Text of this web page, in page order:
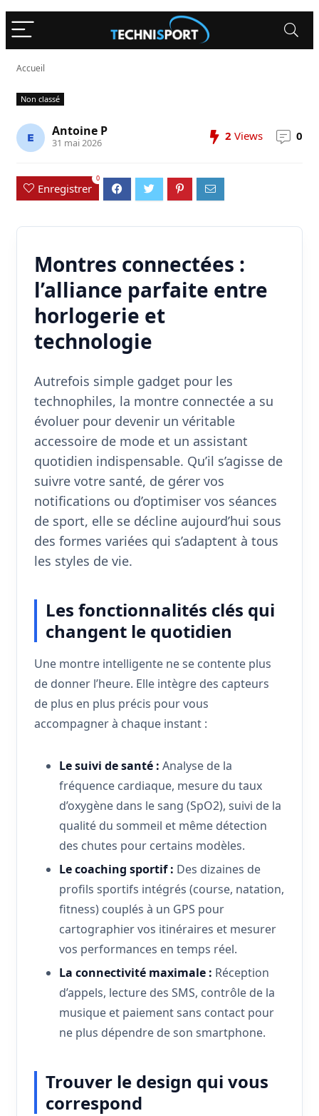
Accueil
Non classé
Antoine P
31 mai 2026 2 Views 0
Enregistrer
0
Montres connectées :
l’alliance parfaite entre
horlogerie et
technologie
Autrefois simple gadget pour les
technophiles, la montre connectée a su
évoluer pour devenir un véritable
accessoire de mode et un assistant
quotidien indispensable. Qu’il s’agisse de
suivre votre santé, de gérer vos
notifications ou d’optimiser vos séances
de sport, elle se décline aujourd’hui sous
des formes variées qui s’adaptent à tous
les styles de vie.
Les fonctionnalités clés qui
changent le quotidien
Une montre intelligente ne se contente plus
de donner l’heure. Elle intègre des capteurs
de plus en plus précis pour vous
accompagner à chaque instant :
Le suivi de santé : Analyse de la
fréquence cardiaque, mesure du taux
d’oxygène dans le sang (SpO2), suivi de la
qualité du sommeil et même détection
des chutes pour certains modèles.
Le coaching sportif : Des dizaines de
profils sportifs intégrés (course, natation,
fitness) couplés à un GPS pour
cartographier vos itinéraires et mesurer
vos performances en temps réel.
La connectivité maximale : Réception
d’appels, lecture des SMS, contrôle de la
musique et paiement sans contact pour
ne plus dépendre de son smartphone.
Trouver le design qui vous
correspond